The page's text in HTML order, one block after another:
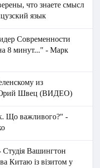
что знаете смысл
язык
Современности
8 минут..." - Марк
из
Швец (ВИДЕО)
Що важливого?" -
Вашингтон
Китаю із візитом у